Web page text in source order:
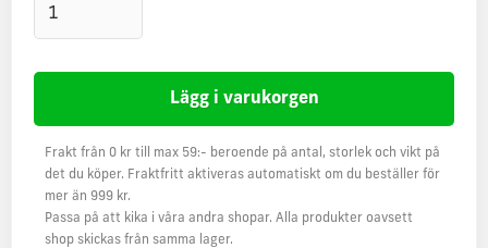
Frakt från 0 kr till max 59:- beroende på antal, storlek och vikt på
det du köper. Fraktfritt aktiveras automatiskt om du beställer för
mer än 999 kr.
Passa på att kika i våra andra shopar. Alla produkter oavsett
shop skickas från samma lager.